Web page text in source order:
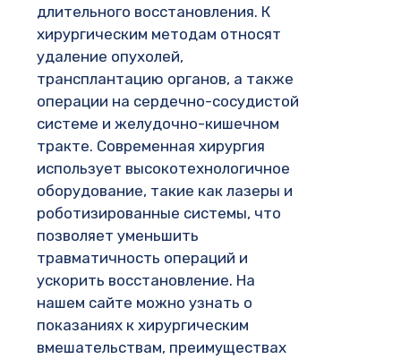
длительного восстановления. К
хирургическим методам относят
удаление опухолей,
трансплантацию органов, а также
операции на сердечно-сосудистой
системе и желудочно-кишечном
тракте. Современная хирургия
использует высокотехнологичное
оборудование, такие как лазеры и
роботизированные системы, что
позволяет уменьшить
травматичность операций и
ускорить восстановление. На
нашем сайте можно узнать о
показаниях к хирургическим
вмешательствам, преимуществах